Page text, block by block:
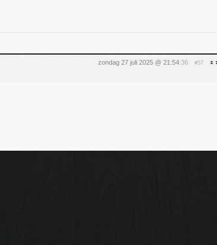
zondag 27 juli 2025 @ 21:54:36 #57